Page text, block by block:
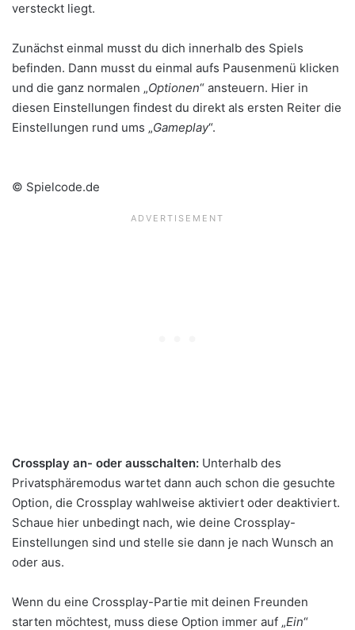
versteckt liegt.
Zunächst einmal musst du dich innerhalb des Spiels
befinden. Dann musst du einmal aufs Pausenmenü klicken
und die ganz normalen „Optionen“ ansteuern. Hier in
diesen Einstellungen findest du direkt als ersten Reiter die
Einstellungen rund ums „Gameplay“.
© Spielcode.de
Crossplay an- oder ausschalten: Unterhalb des
Privatsphäremodus wartet dann auch schon die gesuchte
Option, die Crossplay wahlweise aktiviert oder deaktiviert.
Schaue hier unbedingt nach, wie deine Crossplay-
Einstellungen sind und stelle sie dann je nach Wunsch an
oder aus.
Wenn du eine Crossplay-Partie mit deinen Freunden
starten möchtest, muss diese Option immer auf „Ein“